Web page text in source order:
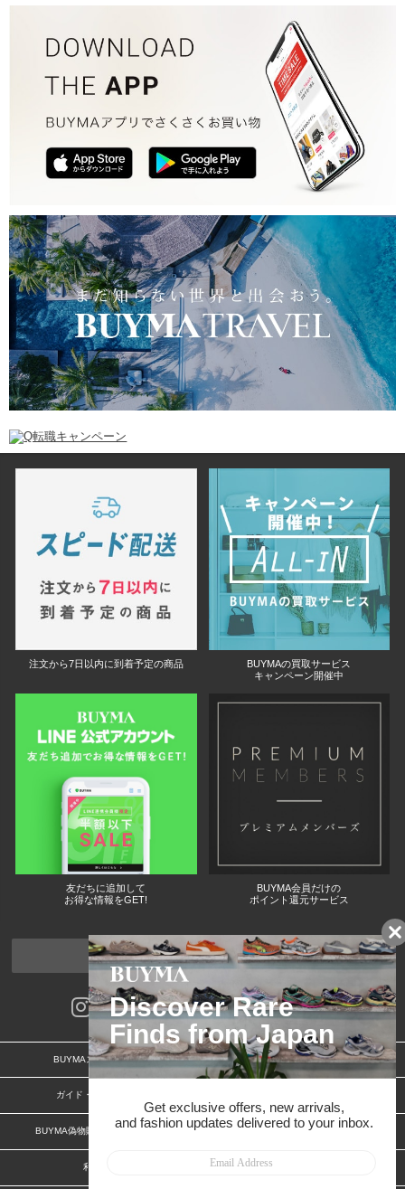
注文から7日以内に到着予定の商品
BUYMAの買取サービス
キャンペーン開催中
友だちに追加して
お得な情報をGET!
BUYMA会員だけの
ポイント還元サービス
ページトップへ
BUYMAスタートガイド 安心への取り組み
ガイド・お問い合わせ
BUYMA偽物販売防止の取り組み BUYMA CARD
利用規約